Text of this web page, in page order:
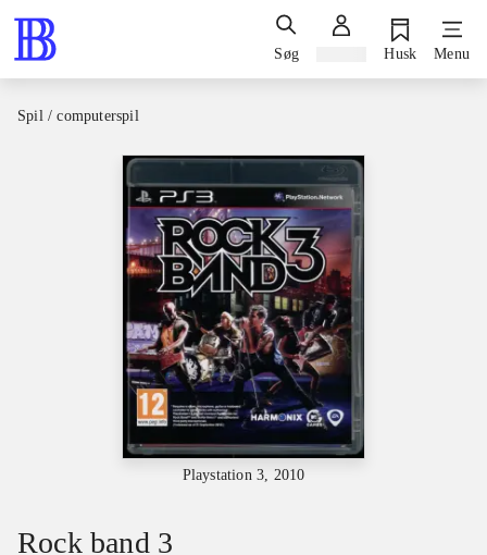
Søg Husk Menu
Spil / computerspil
Playstation 3, 2010
Rock band 3